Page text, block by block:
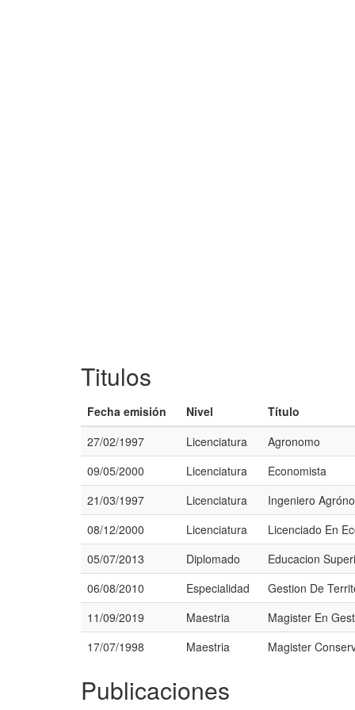
Titulos
Fecha emisión Nivel
Título
27/02/1997
Licenciatura
Agronomo
09/05/2000
Licenciatura
Economista
21/03/1997
Licenciatura
Ingeniero
08/12/2000
Licenciatura
Licenciado En
05/07/2013
Diplomado
Educacion
06/08/2010
Especialidad
Gestion De
11/09/2019
Maestria
Magister En
17/07/1998
Maestria Magister
Publicaciones